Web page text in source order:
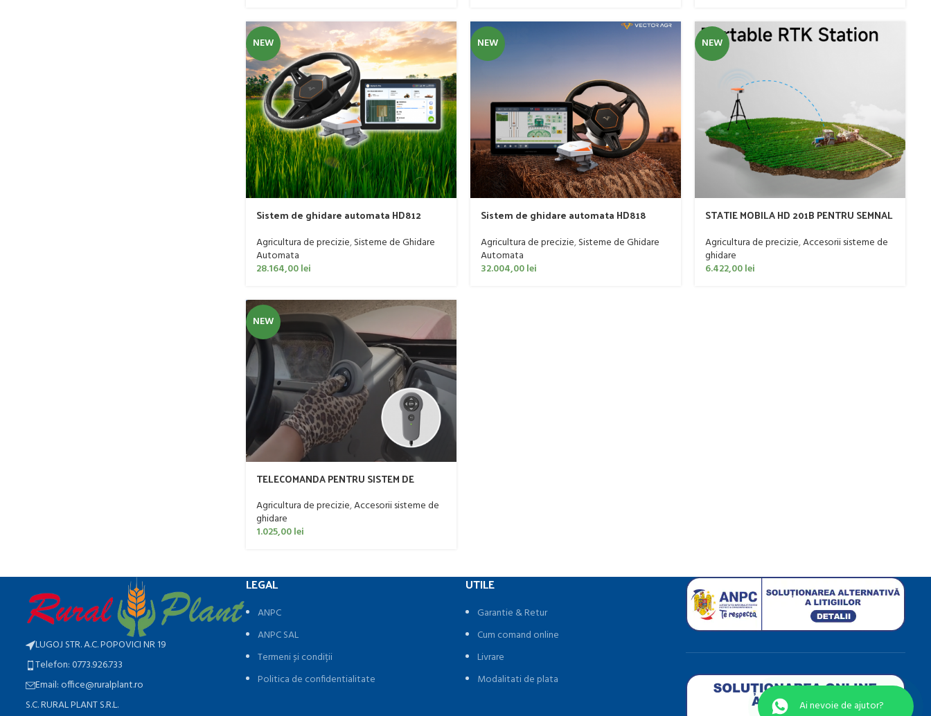
NEW
Sistem de ghidare automata HD812
Agricultura de precizie,Sisteme de Ghidare
Automata
28.164,00lei
NEW
Sistem de ghidare automata HD818
Agricultura de precizie,Sisteme de Ghidare
Automata
32.004,00lei
NEW
STATIE MOBILA HD 201B PENTRU SEMNAL
Agricultura de precizie,Accesorii sisteme de
ghidare
6.422,00lei
NEW
TELECOMANDA PENTRU SISTEM DE
,HD 812, HD 818
Agricultura de precizie,Accesorii sisteme de
ghidare
1.025,00lei
LUGOJ STR. A.C. POPOVICI NR 19
Telefon: 0773.926.733
Email: office@ruralplant.ro
S.C. RURAL PLANT S.R.L.
LEGAL
ANPC
ANPC SAL
Termeni și condiții
Politica de confidentialitate
UTILE
Garantie & Retur
Cum comand online
Livrare
Modalitati de plata
Ai nevoie de ajutor?